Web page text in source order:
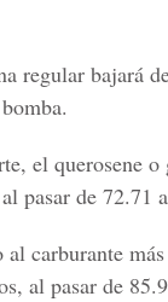
regular bajará
el querosene
pasar de 72.71
al carburante
al pasar de